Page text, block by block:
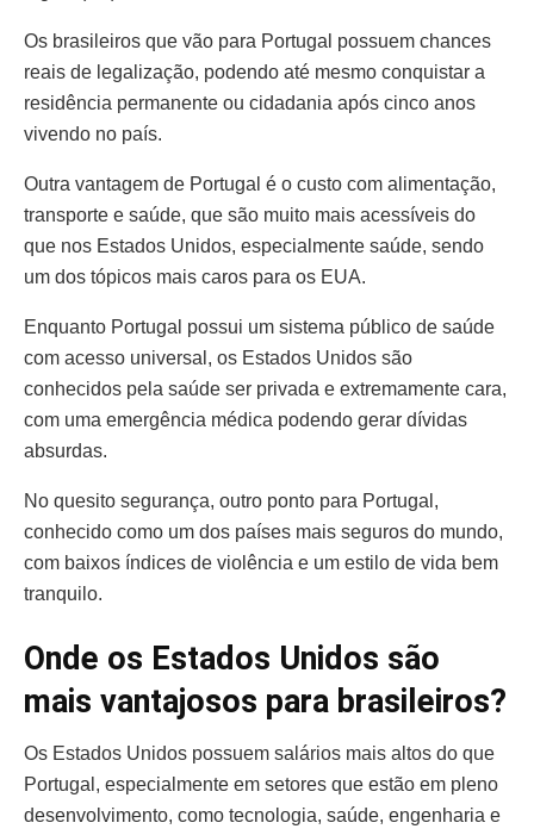
Os brasileiros que vão para Portugal possuem chances
reais de legalização, podendo até mesmo conquistar a
residência permanente ou cidadania após cinco anos
vivendo no país.
Outra vantagem de Portugal é o custo com alimentação,
transporte e saúde, que são muito mais acessíveis do
que nos Estados Unidos, especialmente saúde, sendo
um dos tópicos mais caros para os EUA.
Enquanto Portugal possui um sistema público de saúde
com acesso universal, os Estados Unidos são
conhecidos pela saúde ser privada e extremamente cara,
com uma emergência médica podendo gerar dívidas
absurdas.
No quesito segurança, outro ponto para Portugal,
conhecido como um dos países mais seguros do mundo,
com baixos índices de violência e um estilo de vida bem
tranquilo.
Onde os Estados Unidos são
mais vantajosos para brasileiros?
Os Estados Unidos possuem salários mais altos do que
Portugal, especialmente em setores que estão em pleno
desenvolvimento, como tecnologia, saúde, engenharia e